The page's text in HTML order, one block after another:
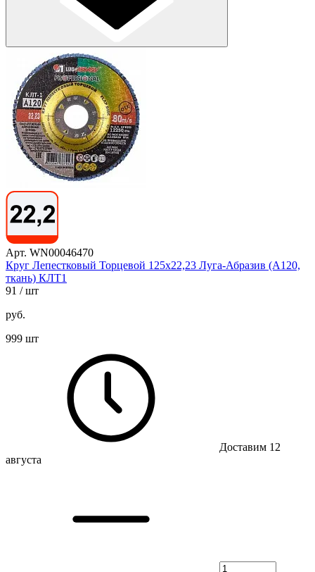
Арт. WN00046470
Круг Лепестковый Торцевой 125х22,23 Луга-Абразив (А120,
ткань) КЛТ1
91 / шт
руб.
999 шт
Доставим 12
августа